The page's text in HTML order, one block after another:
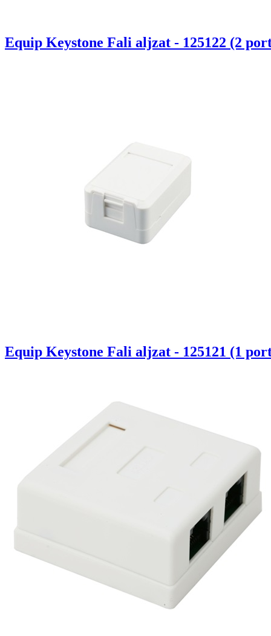
Equip Keystone Fali aljzat - 125122 (2
Equip Keystone Fali aljzat - 125121 (1